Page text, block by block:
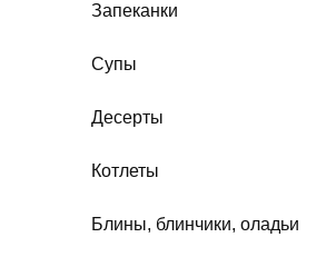
Запеканки
Супы
Десерты
Котлеты
Блины, блинчики, оладьи